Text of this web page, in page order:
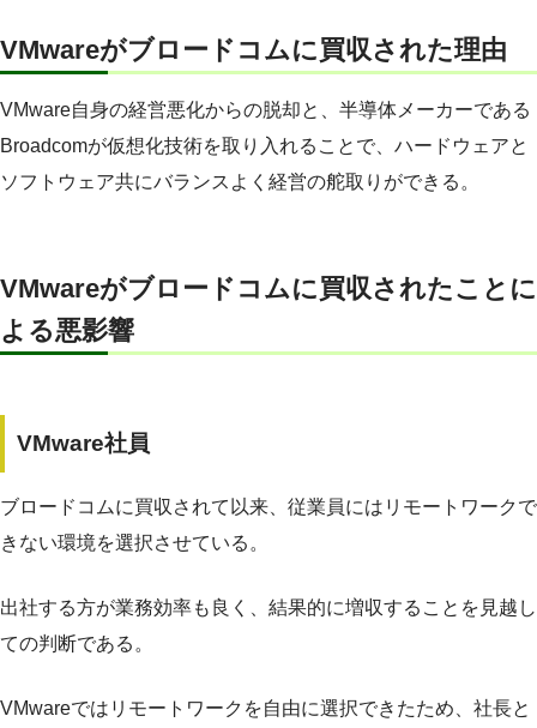
VMwareがブロードコムに買収された理由
VMware自身の経営悪化からの脱却と、半導体メーカーである
Broadcomが仮想化技術を取り入れることで、ハードウェアと
ソフトウェア共にバランスよく経営の舵取りができる。
VMwareがブロードコムに買収されたことに
よる悪影響
VMware社員
ブロードコムに買収されて以来、従業員にはリモートワークで
きない環境を選択させている。
出社する方が業務効率も良く、結果的に増収することを見越し
ての判断である。
VMwareではリモートワークを自由に選択できたため、社長と